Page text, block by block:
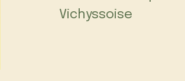
Vichyssoise